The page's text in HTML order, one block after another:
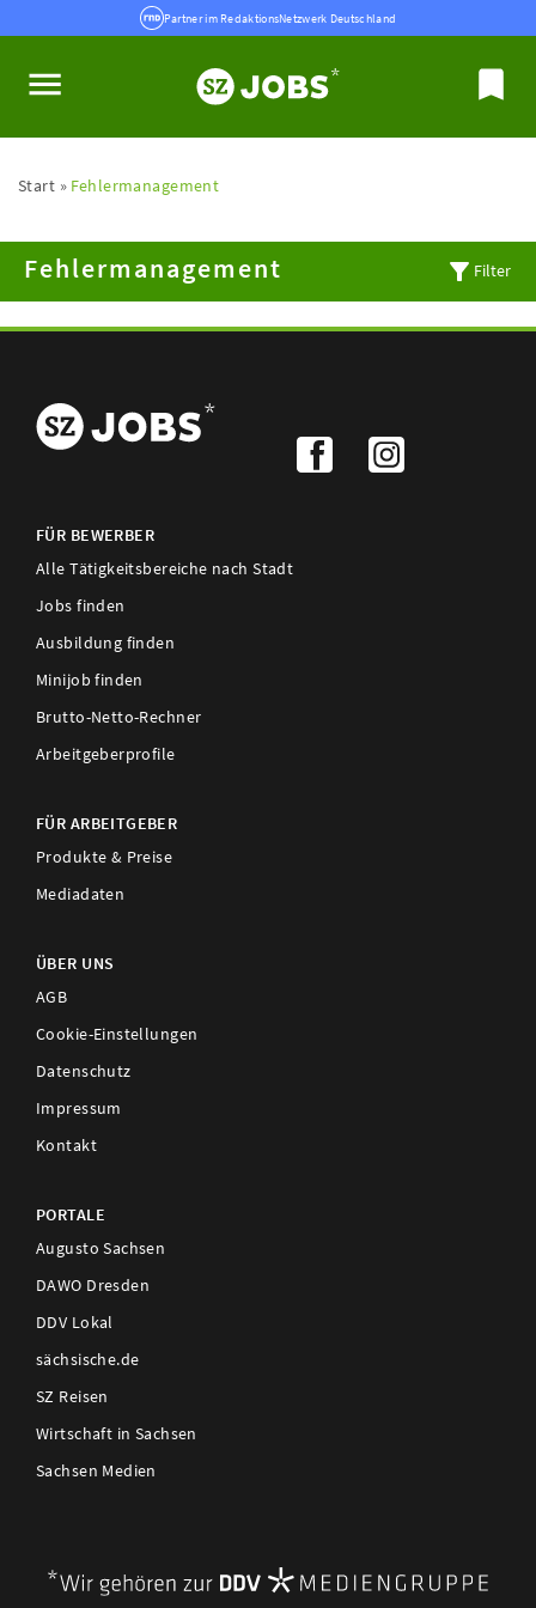
Partner im RedaktionsNetzwerk Deutschland
Start Fehlermanagement
Fehlermanagement Filter
FÜR BEWERBER
Alle Tätigkeitsbereiche nach Stadt
Jobs finden
Ausbildung finden
Minijob finden
Brutto-Netto-Rechner
Arbeitgeberprofile
FÜR ARBEITGEBER
Produkte & Preise
Mediadaten
ÜBER UNS
AGB
Cookie-Einstellungen
Datenschutz
Impressum
Kontakt
PORTALE
Augusto Sachsen
DAWO Dresden
DDV Lokal
sächsische.de
SZ Reisen
Wirtschaft in Sachsen
Sachsen Medien